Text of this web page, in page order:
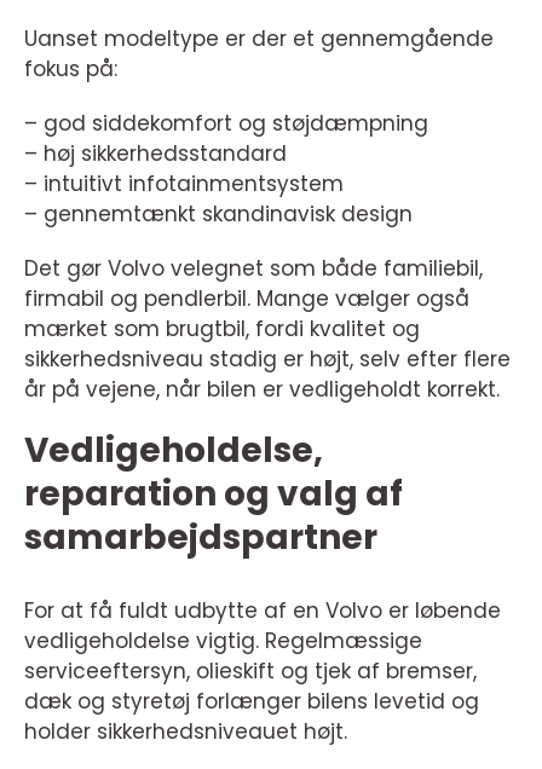
Uanset modeltype er der et gennemgående
fokus på:
– god siddekomfort og støjdæmpning
– høj sikkerhedsstandard
– intuitivt infotainmentsystem
– gennemtænkt skandinavisk design
Det gør Volvo velegnet som både familiebil,
firmabil og pendlerbil. Mange vælger også
mærket som brugtbil, fordi kvalitet og
sikkerhedsniveau stadig er højt, selv efter flere
år på vejene, når bilen er vedligeholdt korrekt.
Vedligeholdelse,
reparation og valg af
samarbejdspartner
For at få fuldt udbytte af en Volvo er løbende
vedligeholdelse vigtig. Regelmæssige
serviceeftersyn, olieskift og tjek af bremser,
dæk og styretøj forlænger bilens levetid og
holder sikkerhedsniveauet højt.